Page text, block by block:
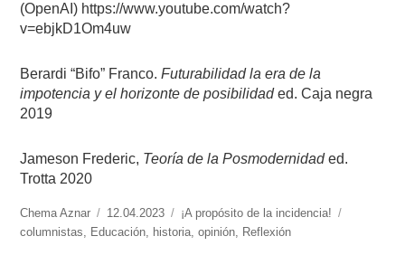
(OpenAI) https://www.youtube.com/watch?
v=ebjkD1Om4uw
Berardi “Bifo” Franco.Futurabilidad la era de la
impotencia y el horizonte de posibilidad ed. Caja negra
2019
Jameson Frederic, Teoría de la Posmodernidaded.
Trotta 2020
https://www.experimenta.es/author/chema-
aznar/
Chema Aznar
Publicado
el
12.04.2023 Categorías
¡A propósito de la incidencia!
columnistas
Educación historia ,opinión Reflexión